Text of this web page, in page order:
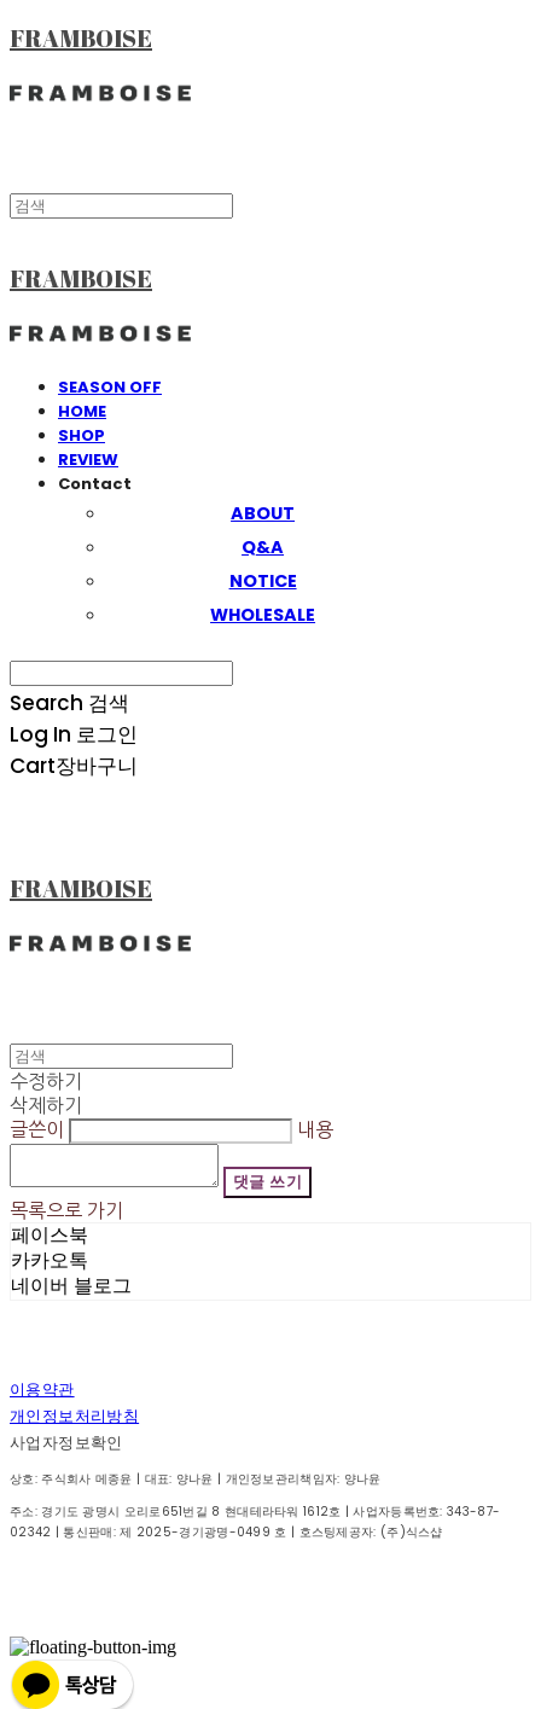
FRAMBOISE
FRAMBOISE
SEASON OFF
HOME
SHOP
REVIEW
Contact
ABOUT
Q&A
NOTICE
WHOLESALE
Search 검색
Log In 로그인
Cart장바구니
FRAMBOISE
수정하기
삭제하기
글쓴이
내용
댓글 쓰기
목록으로 가기
페이스북
카카오톡
네이버 블로그
이용약관
개인정보처리방침
사업자정보확인
상호: 주식회사 메종윤 | 대표: 양나윤 | 개인정보관리책임자: 양나윤
주소: 경기도 광명시 오리로651번길 8 현대테라타워 1612호 | 사업자등록번호:343-87-
02342 | 통신판매:제 2025-경기광명-0499 호 | 호스팅제공자: (주)식스샵